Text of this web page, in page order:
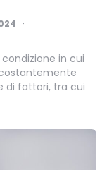
condizione in cui
di fattori, tra cui